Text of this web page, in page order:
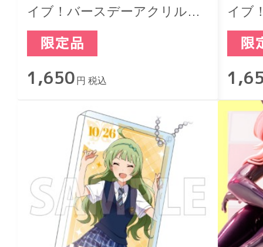
イブ！バースデーアクリルブ
ロックキーホルダー 我那覇響
1,650 円 税込
イブ
ロッ